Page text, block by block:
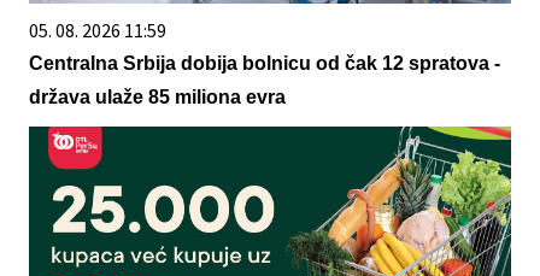
05. 08. 2026 11:59
Centralna Srbija dobija bolnicu od čak 12 spratova -
država ulaže 85 miliona evra